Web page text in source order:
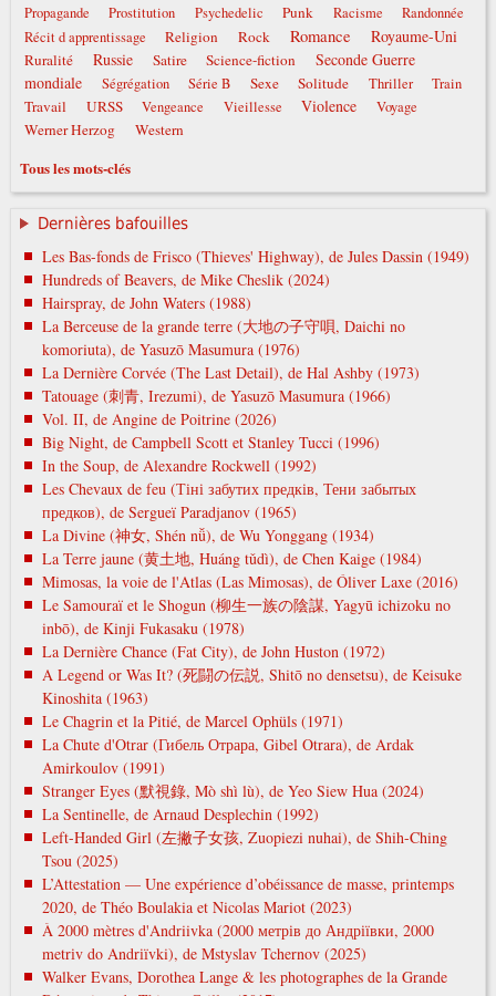
Propagande
Prostitution Psychedelic Punk Racisme
Randonnée
Récit d apprentissage
Religion Rock Romance Royaume-Uni
Ruralité Russie Satire Science-fiction
Seconde Guerre
mondiale
Ségrégation Série B Sexe Solitude Thriller Train
Travail URSS Vengeance Vieillesse Violence Voyage
Werner Herzog Western
Tous les mots-clés
Dernières bafouilles
Les Bas-fonds de Frisco (Thieves' Highway), de Jules Dassin (1949)
Hundreds of Beavers, de Mike Cheslik (2024)
Hairspray, de John Waters (1988)
La Berceuse de la grande terre (大地の子守唄, Daichi no
komoriuta), de Yasuzō Masumura (1976)
La Dernière Corvée (The Last Detail), de Hal Ashby (1973)
Tatouage (刺青, Irezumi), de Yasuzō Masumura (1966)
Vol. II, de Angine de Poitrine (2026)
Big Night, de Campbell Scott et Stanley Tucci (1996)
In the Soup, de Alexandre Rockwell (1992)
Les Chevaux de feu (Тіні забутих предків, Тени забытых
предков), de Sergueï Paradjanov (1965)
La Divine (神女, Shén nǚ), de Wu Yonggang (1934)
La Terre jaune (黄土地, Huáng tǔdì), de Chen Kaige (1984)
Mimosas, la voie de l'Atlas (Las Mimosas), de Óliver Laxe (2016)
Le Samouraï et le Shogun (柳生一族の陰謀, Yagyū ichizoku no
inbō), de Kinji Fukasaku (1978)
La Dernière Chance (Fat City), de John Huston (1972)
A Legend or Was It? (死闘の伝説, Shitō no densetsu), de Keisuke
Kinoshita (1963)
Le Chagrin et la Pitié, de Marcel Ophüls (1971)
La Chute d'Otrar (Гибель Отрара, Gibel Otrara), de Ardak
Amirkoulov (1991)
Stranger Eyes (默視錄, Mò shì lù), de Yeo Siew Hua (2024)
La Sentinelle, de Arnaud Desplechin (1992)
Left-Handed Girl (左撇子女孩, Zuopiezi nuhai), de Shih-Ching
Tsou (2025)
L’Attestation — Une expérience d’obéissance de masse, printemps
2020, de Théo Boulakia et Nicolas Mariot (2023)
À 2000 mètres d'Andriivka (2000 метрів до Андріївки, 2000
metrіv do Andrіїvki), de Mstyslav Tchernov (2025)
Walker Evans, Dorothea Lange & les photographes de la Grande